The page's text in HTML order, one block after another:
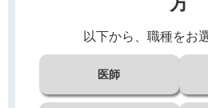
以下から、職種をお
医師